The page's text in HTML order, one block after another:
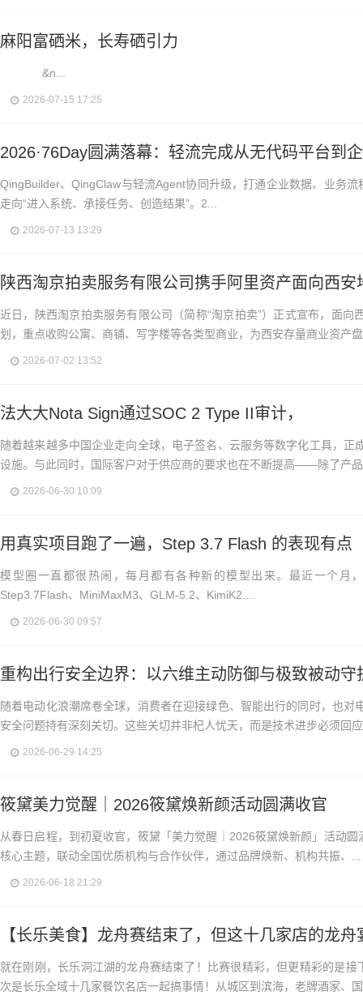
麻阳富硒米，长寿硒引力
&n...
2026-07-15 17:25
2026·76Day圆满落幕：轻流完成从无代码平台到
QingBuilder、QingClaw与轻流Agent协同升级，打通企业数据、业务流
走向“进入系统、承接任务、创造结果”。2...
2026-07-13 13:29
陕西淘京拍卖服务有限公司携手阿里资产面向西
近日，陕西淘京拍卖服务有限公司（简称“淘京拍卖”）正式宣布，面向
划，重点收购公寓、商铺、写字楼等各类型商业，为西安存量商业资产
2026-07-02 13:52
法大大Nota Sign通过SOC 2 Type II审计，
随着越来越多中国企业走向全球，电子签名、云服务等数字化工具，正
设施。与此同时，国际客户对于供应商的要求也在不断提高——除了产
2026-06-30 10:09
用真实项目跑了一遍，Step 3.7 Flash 的表现有点
模型圈一直都很热闹，每月都有各种新的模型出来。最近一个月
Step3.7Flash、MiniMaxM3、GLM-5.2、KimiK2....
2026-06-30 09:57
重构出行安全边界：以六维主动防御与极致被动守
随着电动化浪潮席卷全球，消费者在迎接绿色、智能出行的同时，也对
安全问题持有深刻关切。这些关切并非杞人忧天，而是技术进步必须回
2026-06-29 14:25
筱黛美力觉醒｜2026筱黛焕新颜活动圆满收官
从春日启程，到初夏收官，筱黛「美力觉醒｜2026筱黛焕新颜」活动圆
核心主题，联动全国优质机构与合作伙伴，通过品牌焕新、机构共振、...
2026-06-18 21:29
【长乐美食】龙舟赛结束了，但这十几家店的龙
就在刚刚，长乐洞江湖的龙舟赛结束了！比赛很精彩，但更精彩的是接
次是长乐全域十几家餐饮名店一起搞事情！从城区到滨海，老牌酒家、